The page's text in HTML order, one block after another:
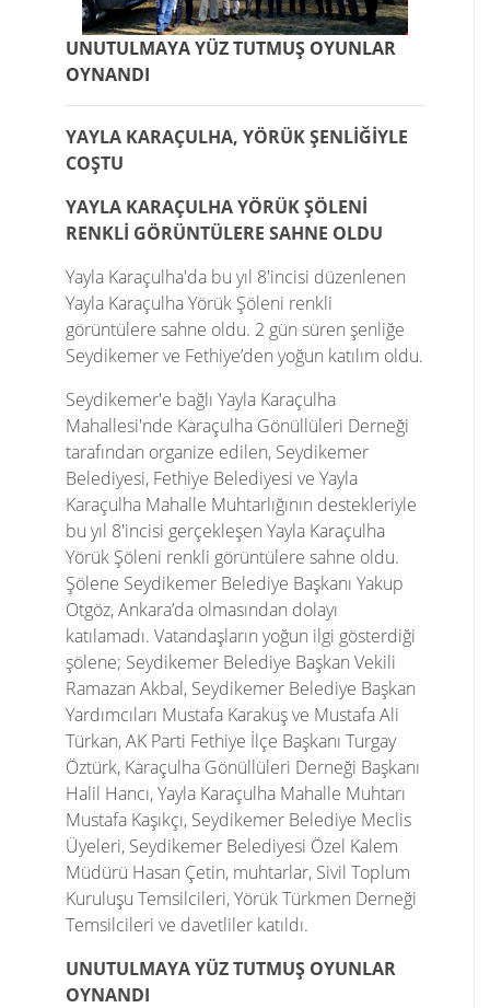
UNUTULMAYA YÜZ TUTMUŞ OYUNLAR
OYNANDI
YAYLA KARAÇULHA, YÖRÜK ŞENLİĞİYLE
COŞTU
YAYLA KARAÇULHA YÖRÜK ŞÖLENİ
RENKLİ GÖRÜNTÜLERE SAHNE OLDU
Yayla Karaçulha'da bu yıl 8'incisi düzenlenen
Yayla Karaçulha Yörük Şöleni renkli
görüntülere sahne oldu. 2 gün süren şenliğe
Seydikemer ve Fethiye’den yoğun katılım oldu.
Seydikemer'e bağlı Yayla Karaçulha
Mahallesi'nde Karaçulha Gönüllüleri Derneği
tarafından organize edilen, Seydikemer
Belediyesi, Fethiye Belediyesi ve Yayla
Karaçulha Mahalle Muhtarlığının destekleriyle
bu yıl 8'incisi gerçekleşen Yayla Karaçulha
Yörük Şöleni renkli görüntülere sahne oldu.
Şölene Seydikemer Belediye Başkanı Yakup
Otgöz, Ankara’da olmasından dolayı
katılamadı. Vatandaşların yoğun ilgi gösterdiği
şölene; Seydikemer Belediye Başkan Vekili
Ramazan Akbal, Seydikemer Belediye Başkan
Yardımcıları Mustafa Karakuş ve Mustafa Ali
Türkan, AK Parti Fethiye İlçe Başkanı Turgay
Öztürk, Karaçulha Gönüllüleri Derneği Başkanı
Halil Hancı, Yayla Karaçulha Mahalle Muhtarı
Mustafa Kaşıkçı, Seydikemer Belediye Meclis
Üyeleri, Seydikemer Belediyesi Özel Kalem
Müdürü Hasan Çetin, muhtarlar, Sivil Toplum
Kuruluşu Temsilcileri, Yörük Türkmen Derneği
Temsilcileri ve davetliler katıldı.
UNUTULMAYA YÜZ TUTMUŞ OYUNLAR
OYNANDI